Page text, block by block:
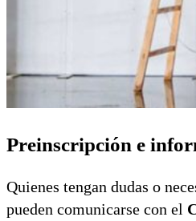
Preinscripción e
Quienes tengan dudas o
pueden comunicarse con el